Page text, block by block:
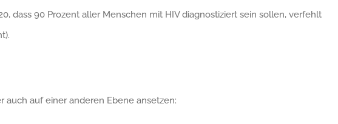
dass 90 Prozent aller Menschen mit HIV diagnostiziert sein sollen, verfehlt
auch auf einer anderen Ebene ansetzen: